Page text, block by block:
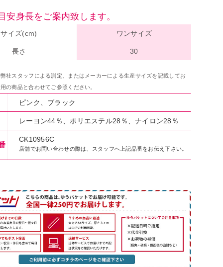
安身長をご案内致します。
サイズ(cm) ワンサイズ
長さ 30
社スタッフによる測定、またはメーカーによる生産サイズを記載してお
の商品と合わせてご参照ください。
ピンク、ブラック
レーヨン44％、ポリエステル28％、ナイロン28％
CK10956C
店舗でお問い合わせの際は、スタッフへ上記品番をお伝え下さい。